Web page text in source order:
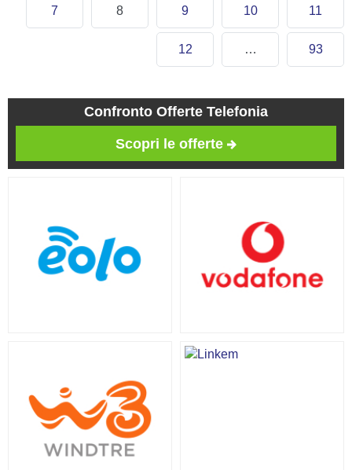
7 8 9 10 11
12 … 93
Confronto Offerte Telefonia
Scopri le offerte